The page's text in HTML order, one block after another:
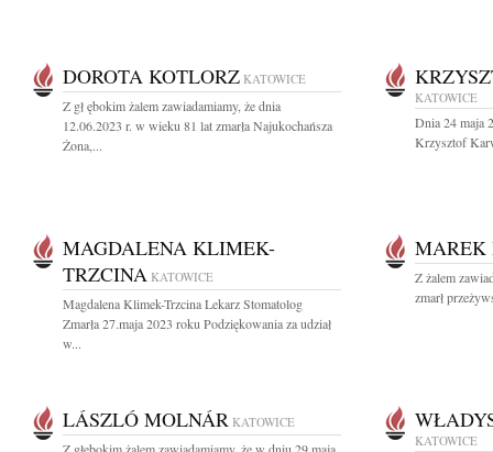
DOROTA KOTLORZ KATOWICE
Z gł ębokim żalem zawiadamiamy, że dnia
12.06.2023 r. w wieku 81 lat zmarła Najukochańsza
Żona,...
KATOWICE
Dnia 24 maja
Krzysztof
MAGDALENA KLIMEK-
TRZCINA KATOWICE
Magdalena Klimek-Trzcina Lekarz Stomatolog
Zmarła 27.maja 2023 roku Podziękowania za udział
w...
MAREK
Z żalem
zmarł
LÁSZLÓ MOLNÁR KATOWICE
KATOWICE